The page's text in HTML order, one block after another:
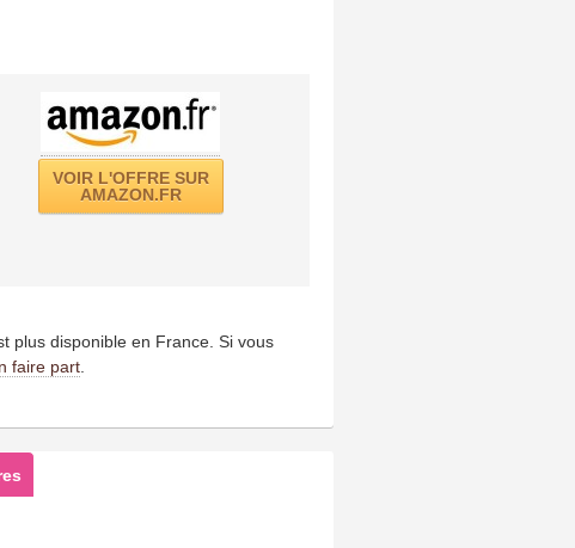
VOIR L'OFFRE SUR
AMAZON.FR
plus disponible en France. Si vous
faire part